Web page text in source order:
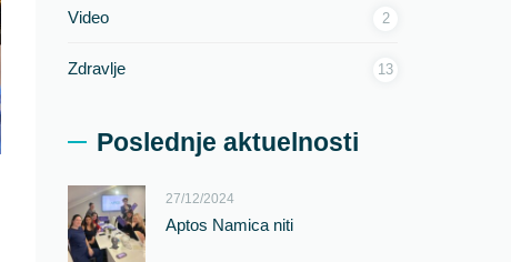
Video 2
Zdravlje 13
Poslednje aktuelnosti
27/12/2024
Aptos Namica niti